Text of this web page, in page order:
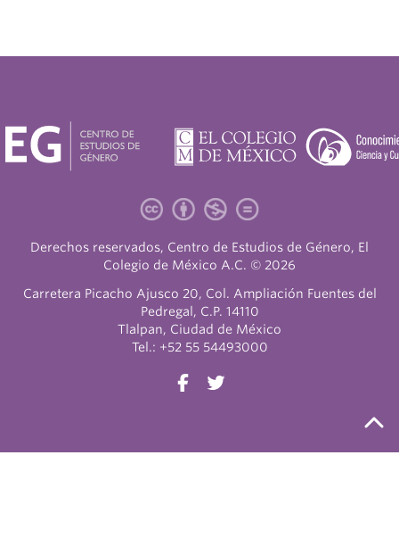
Derechos reservados, Centro de Estudios de Género, El
Colegio de México A.C. © 2026
Carretera Picacho Ajusco 20, Col. Ampliación Fuentes del
Pedregal, C.P. 14110
Tlalpan, Ciudad de México
Tel.: +52 55 54493000